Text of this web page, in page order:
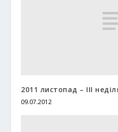
2011 листопад – ІІІ
09.07.2012